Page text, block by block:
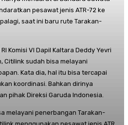
pesawat jenis ATR-72 ke
saat ini baru rute Tarakan-
Komisi VI Dapil Kaltara Deddy Yevri
Citilink sudah bisa melayani
Kata dia, hal itu bisa tercapai
koordinasi. Bahkan dirinya
pihak Direksi Garuda Indonesia.
melayani penerbangan Tarakan-